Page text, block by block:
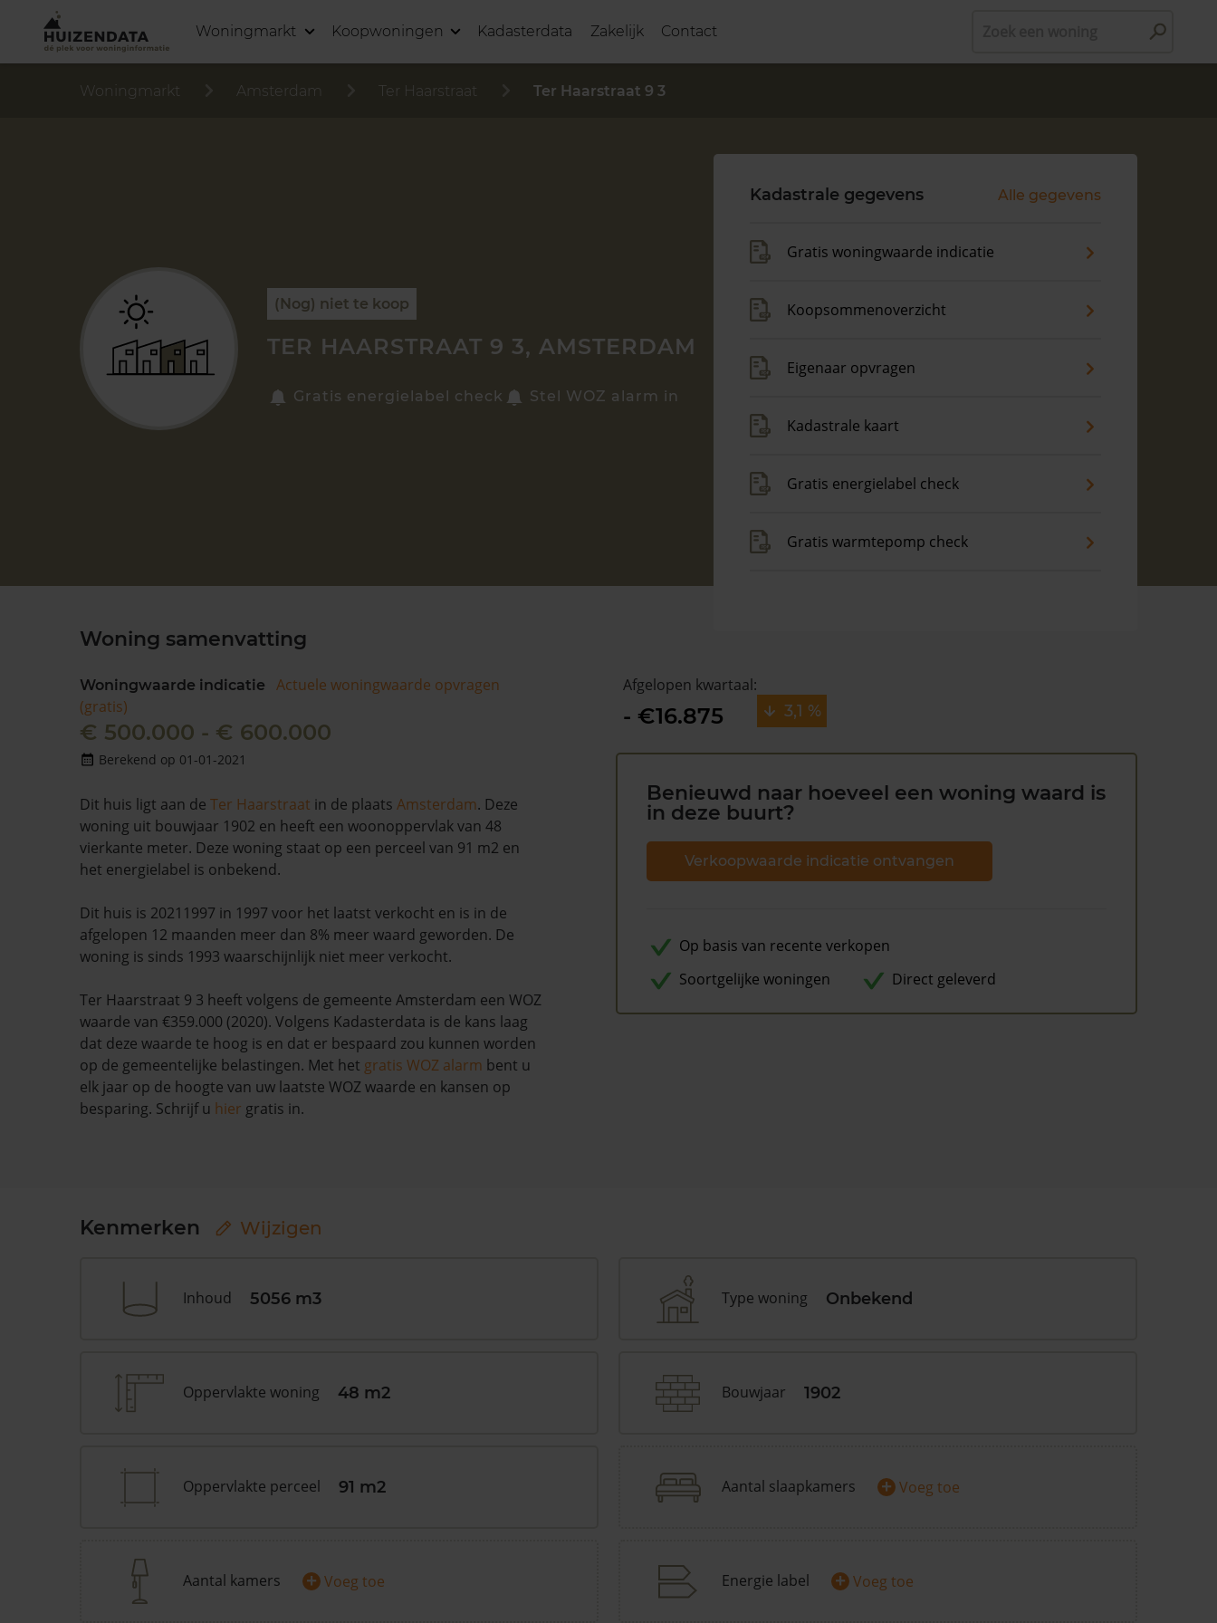
Woningmarkt Koopwoningen Kadasterdata Zakelijk Contact
Woningmarkt Amsterdam Ter Haarstraat Ter Haarstraat 9 3
(Nog) niet te koop
TER HAARSTRAAT 9 3, AMSTERDAM
Gratis energielabel check Stel WOZ alarm in
Kadastrale gegevens Alle gegevens
Gratis woningwaarde indicatie
Koopsommenoverzicht
Eigenaar opvragen
Kadastrale kaart
Gratis energielabel check
Gratis warmtepomp check
Woning samenvatting
Woningwaarde indicatie
Actuele woningwaarde opvragen
(gratis)
€ 500.000 - € 600.000
Berekend op 01-01-2021
Dit huis ligt aan de Ter Haarstraat in de plaats Amsterdam. Deze
woning uit bouwjaar 1902 en heeft een woonoppervlak van 48
vierkante meter. Deze woning staat op een perceel van 91 m2 en
het energielabel is onbekend.
Dit huis is 20211997 in 1997 voor het laatst verkocht en is in de
afgelopen 12 maanden meer dan 8% meer waard geworden. De
woning is sinds 1993 waarschijnlijk niet meer verkocht.
Ter Haarstraat 9 3 heeft volgens de gemeente Amsterdam een WOZ
waarde van €359.000 (2020). Volgens Kadasterdata is de kans laag
dat deze waarde te hoog is en dat er bespaard zou kunnen worden
op de gemeentelijke belastingen. Met het gratis WOZ alarm bent u
elk jaar op de hoogte van uw laatste WOZ waarde en kansen op
besparing. Schrijf u hier gratis in.
Afgelopen kwartaal:
- €16.875 3,1 %
Benieuwd naar hoeveel een woning waard is
in deze buurt?
Verkoopwaarde indicatie ontvangen
Op basis van recente verkopen
Soortgelijke woningen
Direct geleverd
Kenmerken Wijzigen
Inhoud 5056 m3 Type woning Onbekend
Oppervlakte woning 48 m2 Bouwjaar 1902
Oppervlakte perceel 91 m2 Aantal slaapkamers + Voeg toe
Aantal kamers + Voeg toe Energie label + Voeg toe